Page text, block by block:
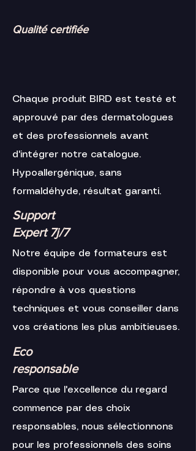
Qualité certifiée
Chaque produit BIRD est testé et
approuvé par des dermatologues
et des professionnels avant
d'intégrer notre catalogue.
Hypoallergénique, sans
formaldéhyde, résultat garanti.
Support
Expert 7j/7
Notre équipe de formateurs est
disponible pour vous accompagner,
répondre à vos questions
techniques et vous conseiller dans
vos créations les plus ambitieuses.
Eco
responsable
Parce que l'excellence du regard
commence par des choix
responsables, nous sélectionnons
pour les professionnels des soins